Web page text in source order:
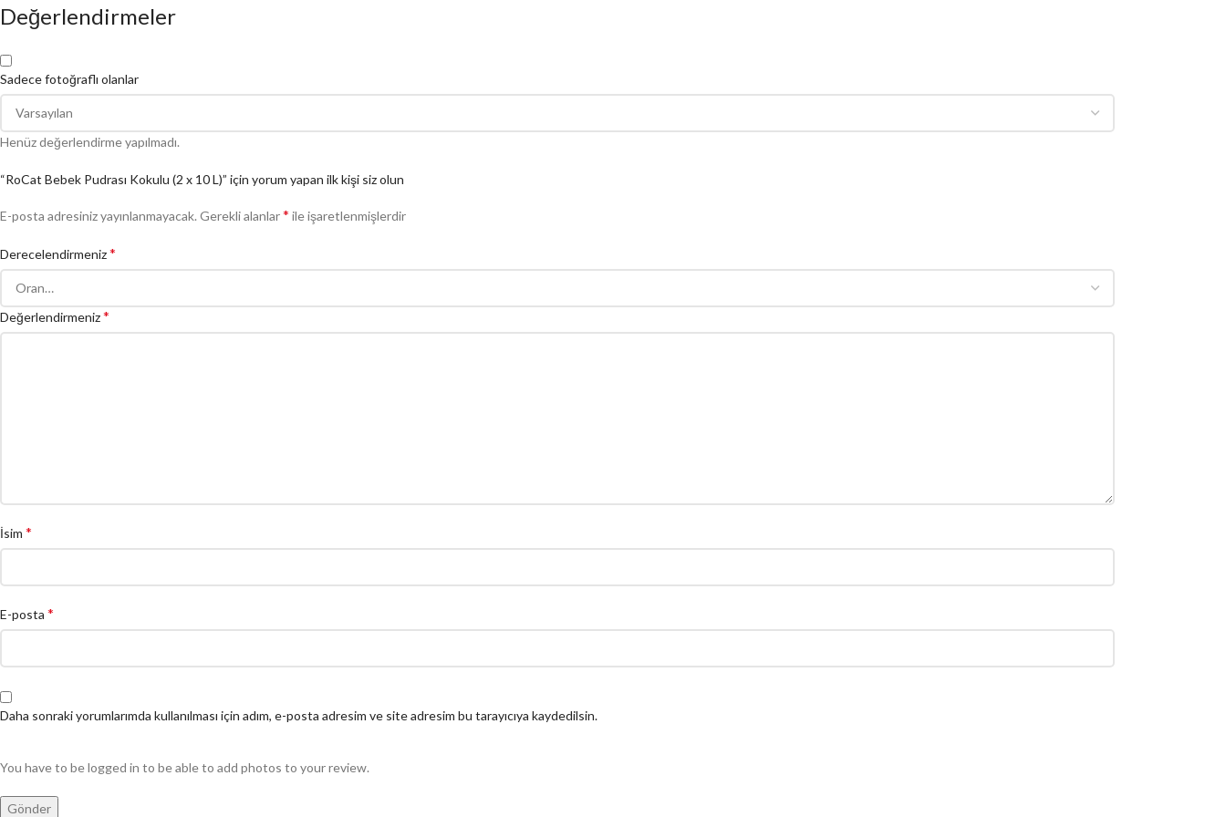
Değerlendirmeler
Sadece fotoğraflı olanlar
Henüz değerlendirme yapılmadı.
“RoCat Bebek Pudrası Kokulu (2 x 10 L)” için yorum yapan ilk kişi siz olun
E-posta adresiniz yayınlanmayacak. Gerekli alanlar* ile işaretlenmişlerdir
Derecelendirmeniz*
Değerlendirmeniz*
İsim *
E-posta *
Daha sonraki yorumlarımda kullanılması için adım, e-posta adresim ve site adresim bu tarayıcıya kaydedilsin.
You have to be logged in to be able to add photos to your review.